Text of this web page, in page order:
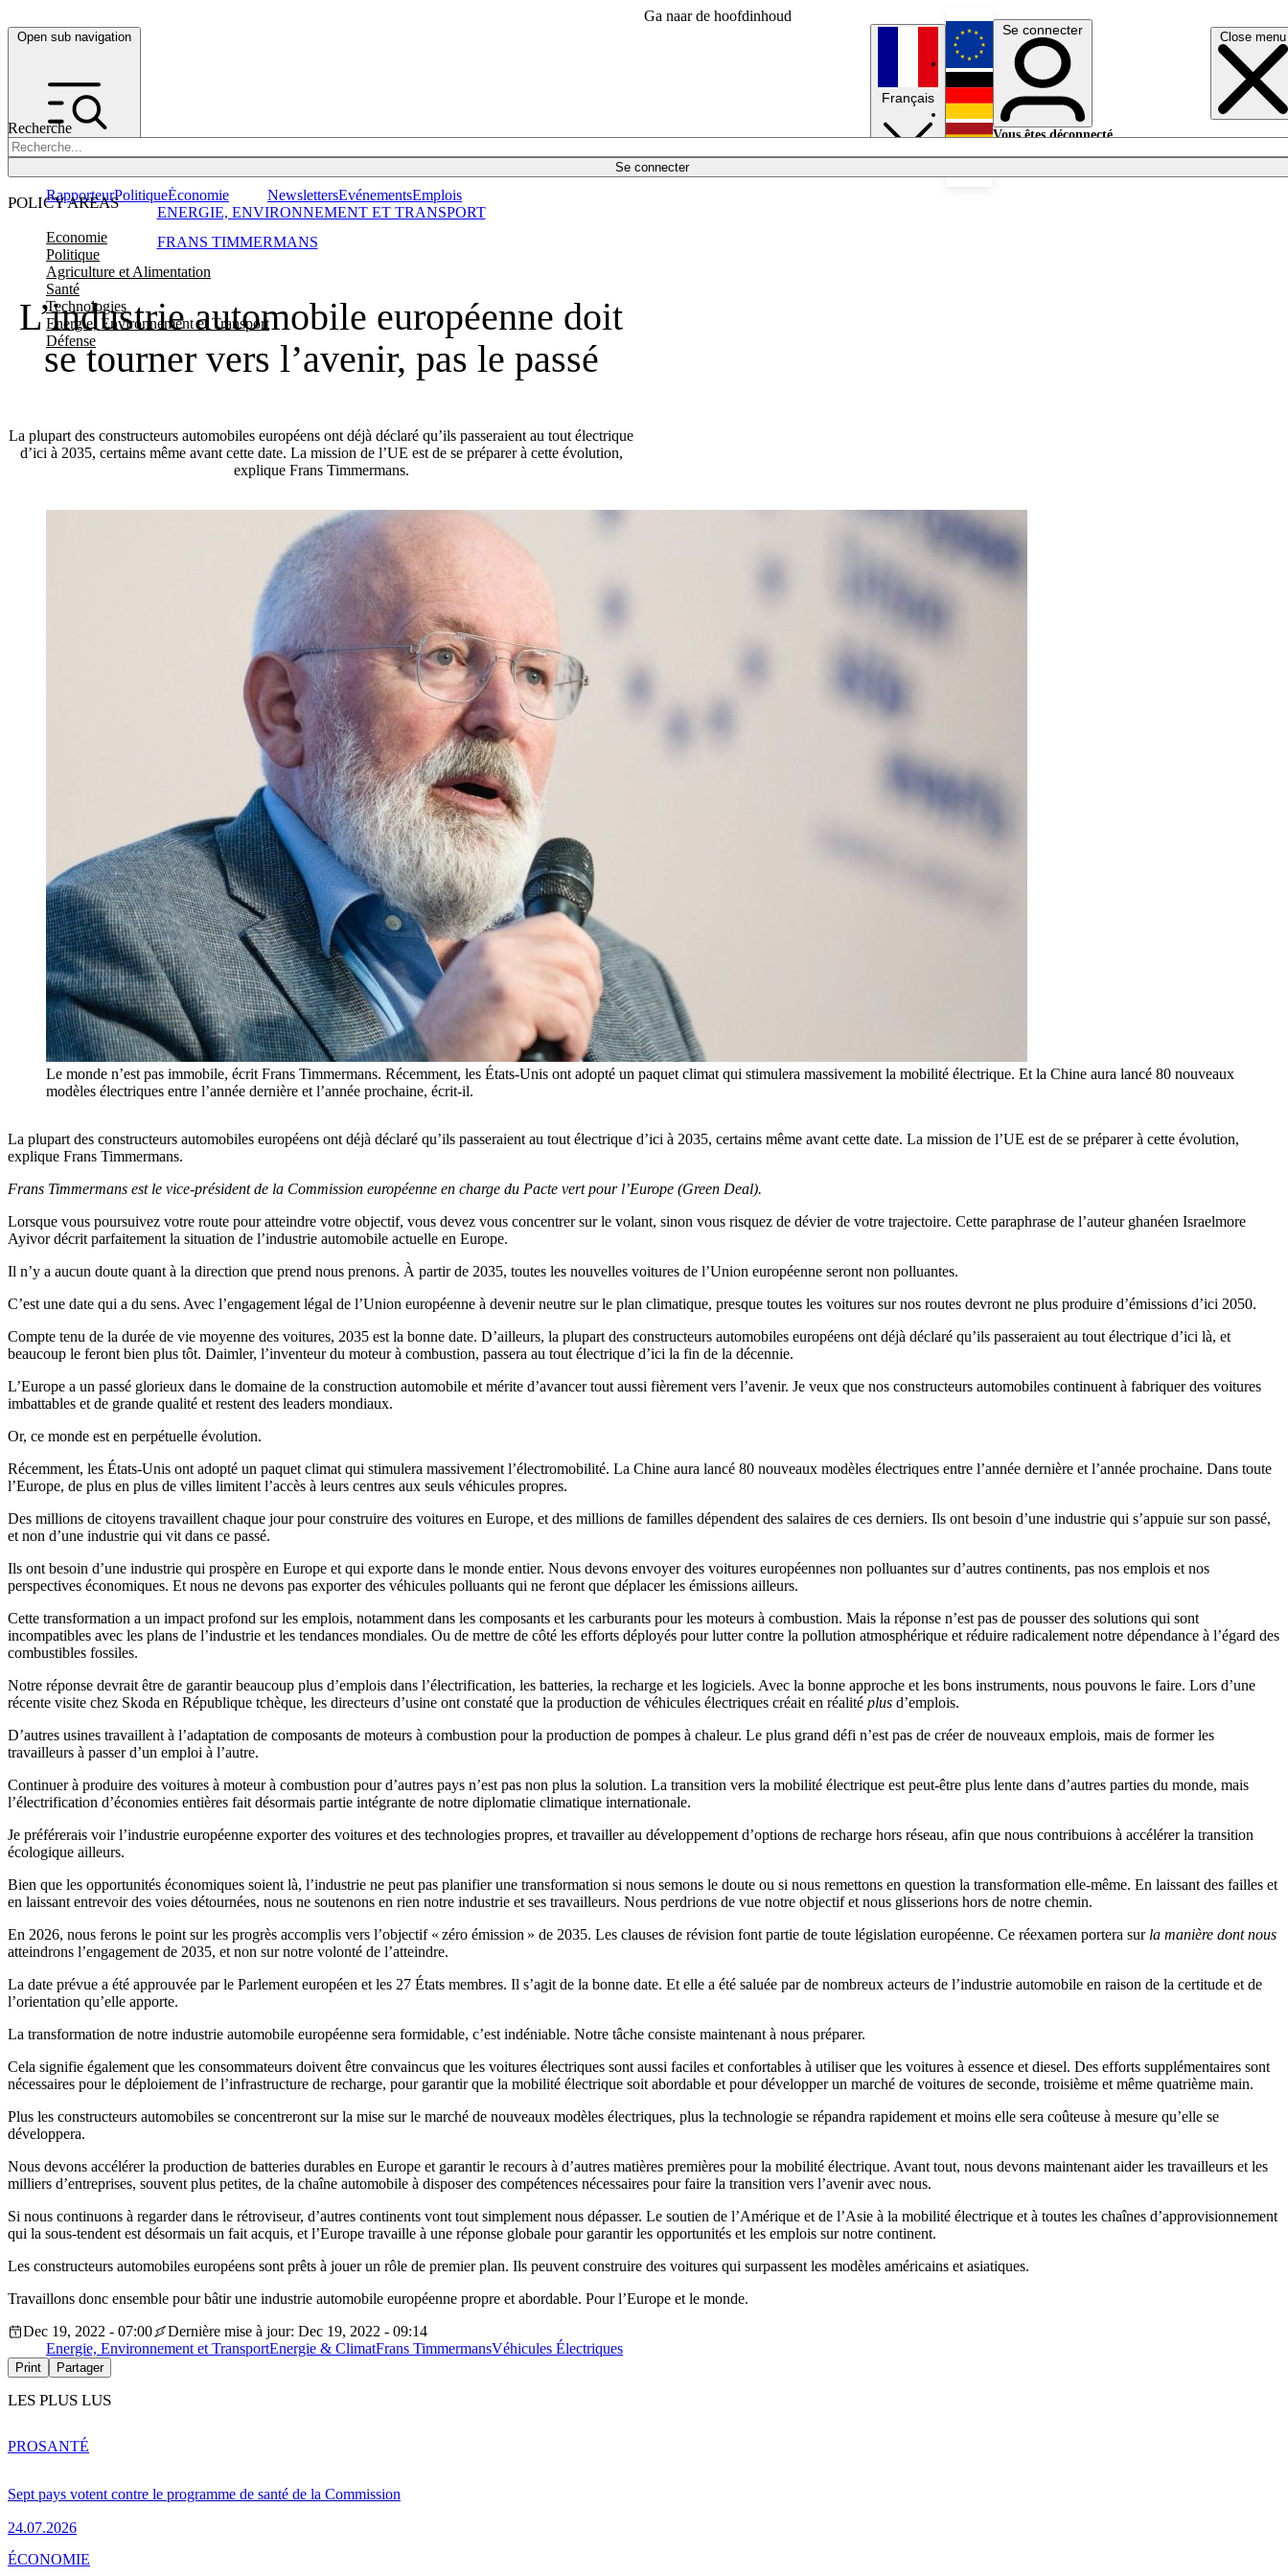
Ga naar de hoofdinhoud
Open sub navigation Close menu
Recherche
Se connecter
POLICY AREAS
Economie
Politique
Agriculture et Alimentation
Santé
Technologies
Energie, Environnement et Transport
Défense
RapporteurPolitiqueÉconomie NewslettersEvénementsEmplois
Français
English
Deutsch
Se connecter
Vous êtes déconnecté.
L’industrie automobile européenne doit
se tourner vers l’avenir, pas le passé
La plupart des constructeurs automobiles européens ont déjà déclaré qu’ils passeraient au tout électrique
d’ici à 2035, certains même avant cette date. La mission de l’UE est de se préparer à cette évolution,
explique Frans Timmermans.
FRANS TIMMERMANS
ENERGIE, ENVIRONNEMENT ET TRANSPORT
Le monde n’est pas immobile, écrit Frans Timmermans. Récemment, les États-Unis ont adopté un paquet climat qui stimulera massivement la mobilité électrique. Et la Chine aura lancé 80 nouveaux
modèles électriques entre l’année dernière et l’année prochaine, écrit-il.
La plupart des constructeurs automobiles européens ont déjà déclaré qu’ils passeraient au tout électrique d’ici à 2035, certains même avant cette date. La mission de l’UE est de se préparer à cette évolution,
explique Frans Timmermans.
Frans Timmermans est le vice-président de la Commission européenne en charge du Pacte vert pour l’Europe (Green Deal).
Lorsque vous poursuivez votre route pour atteindre votre objectif, vous devez vous concentrer sur le volant, sinon vous risquez de dévier de votre trajectoire. Cette paraphrase de l’auteur ghanéen Israelmore
Ayivor décrit parfaitement la situation de l’industrie automobile actuelle en Europe.
Il n’y a aucun doute quant à la direction que prend nous prenons. À partir de 2035, toutes les nouvelles voitures de l’Union européenne seront non polluantes.
C’est une date qui a du sens. Avec l’engagement légal de l’Union européenne à devenir neutre sur le plan climatique, presque toutes les voitures sur nos routes devront ne plus produire d’émissions d’ici 2050.
Compte tenu de la durée de vie moyenne des voitures, 2035 est la bonne date. D’ailleurs, la plupart des constructeurs automobiles européens ont déjà déclaré qu’ils passeraient au tout électrique d’ici là, et
beaucoup le feront bien plus tôt. Daimler, l’inventeur du moteur à combustion, passera au tout électrique d’ici la fin de la décennie.
L’Europe a un passé glorieux dans le domaine de la construction automobile et mérite d’avancer tout aussi fièrement vers l’avenir. Je veux que nos constructeurs automobiles continuent à fabriquer des voitures
imbattables et de grande qualité et restent des leaders mondiaux.
Or, ce monde est en perpétuelle évolution.
Récemment, les États-Unis ont adopté un paquet climat qui stimulera massivement l’électromobilité. La Chine aura lancé 80 nouveaux modèles électriques entre l’année dernière et l’année prochaine. Dans toute
l’Europe, de plus en plus de villes limitent l’accès à leurs centres aux seuls véhicules propres.
Des millions de citoyens travaillent chaque jour pour construire des voitures en Europe, et des millions de familles dépendent des salaires de ces derniers. Ils ont besoin d’une industrie qui s’appuie sur son passé,
et non d’une industrie qui vit dans ce passé.
Ils ont besoin d’une industrie qui prospère en Europe et qui exporte dans le monde entier. Nous devons envoyer des voitures européennes non polluantes sur d’autres continents, pas nos emplois et nos
perspectives économiques. Et nous ne devons pas exporter des véhicules polluants qui ne feront que déplacer les émissions ailleurs.
Cette transformation a un impact profond sur les emplois, notamment dans les composants et les carburants pour les moteurs à combustion. Mais la réponse n’est pas de pousser des solutions qui sont
incompatibles avec les plans de l’industrie et les tendances mondiales. Ou de mettre de côté les efforts déployés pour lutter contre la pollution atmosphérique et réduire radicalement notre dépendance à l’égard des
combustibles fossiles.
Notre réponse devrait être de garantir beaucoup plus d’emplois dans l’électrification, les batteries, la recharge et les logiciels. Avec la bonne approche et les bons instruments, nous pouvons le faire. Lors d’une
récente visite chez Skoda en République tchèque, les directeurs d’usine ont constaté que la production de véhicules électriques créait en réalité plus d’emplois.
D’autres usines travaillent à l’adaptation de composants de moteurs à combustion pour la production de pompes à chaleur. Le plus grand défi n’est pas de créer de nouveaux emplois, mais de former les
travailleurs à passer d’un emploi à l’autre.
Continuer à produire des voitures à moteur à combustion pour d’autres pays n’est pas non plus la solution. La transition vers la mobilité électrique est peut-être plus lente dans d’autres parties du monde, mais
l’électrification d’économies entières fait désormais partie intégrante de notre diplomatie climatique internationale.
Je préférerais voir l’industrie européenne exporter des voitures et des technologies propres, et travailler au développement d’options de recharge hors réseau, afin que nous contribuions à accélérer la transition
écologique ailleurs.
Bien que les opportunités économiques soient là, l’industrie ne peut pas planifier une transformation si nous semons le doute ou si nous remettons en question la transformation elle-même. En laissant des failles et
en laissant entrevoir des voies détournées, nous ne soutenons en rien notre industrie et ses travailleurs. Nous perdrions de vue notre objectif et nous glisserions hors de notre chemin.
En 2026, nous ferons le point sur les progrès accomplis vers l’objectif « zéro émission » de 2035. Les clauses de révision font partie de toute législation européenne. Ce réexamen portera sur la manière dont nous
atteindrons l’engagement de 2035, et non sur notre volonté de l’atteindre.
La date prévue a été approuvée par le Parlement européen et les 27 États membres. Il s’agit de la bonne date. Et elle a été saluée par de nombreux acteurs de l’industrie automobile en raison de la certitude et de
l’orientation qu’elle apporte.
La transformation de notre industrie automobile européenne sera formidable, c’est indéniable. Notre tâche consiste maintenant à nous préparer.
Cela signifie également que les consommateurs doivent être convaincus que les voitures électriques sont aussi faciles et confortables à utiliser que les voitures à essence et diesel. Des efforts supplémentaires sont
nécessaires pour le déploiement de l’infrastructure de recharge, pour garantir que la mobilité électrique soit abordable et pour développer un marché de voitures de seconde, troisième et même quatrième main.
Plus les constructeurs automobiles se concentreront sur la mise sur le marché de nouveaux modèles électriques, plus la technologie se répandra rapidement et moins elle sera coûteuse à mesure qu’elle se
développera.
Nous devons accélérer la production de batteries durables en Europe et garantir le recours à d’autres matières premières pour la mobilité électrique. Avant tout, nous devons maintenant aider les travailleurs et les
milliers d’entreprises, souvent plus petites, de la chaîne automobile à disposer des compétences nécessaires pour faire la transition vers l’avenir avec nous.
Si nous continuons à regarder dans le rétroviseur, d’autres continents vont tout simplement nous dépasser. Le soutien de l’Amérique et de l’Asie à la mobilité électrique et à toutes les chaînes d’approvisionnement
qui la sous-tendent est désormais un fait acquis, et l’Europe travaille à une réponse globale pour garantir les opportunités et les emplois sur notre continent.
Les constructeurs automobiles européens sont prêts à jouer un rôle de premier plan. Ils peuvent construire des voitures qui surpassent les modèles américains et asiatiques.
Travaillons donc ensemble pour bâtir une industrie automobile européenne propre et abordable. Pour l’Europe et le monde.
Dec 19, 2022 - 07:00
Dernière mise à jour: Dec 19, 2022 - 09:14
Energie, Environnement et TransportEnergie & ClimatFrans TimmermansVéhicules Électriques
Print Partager
LES PLUS LUS
Sept pays votent contre le programme de santé de la Commission
24.07.2026
PROSANTÉ
ÉCONOMIE